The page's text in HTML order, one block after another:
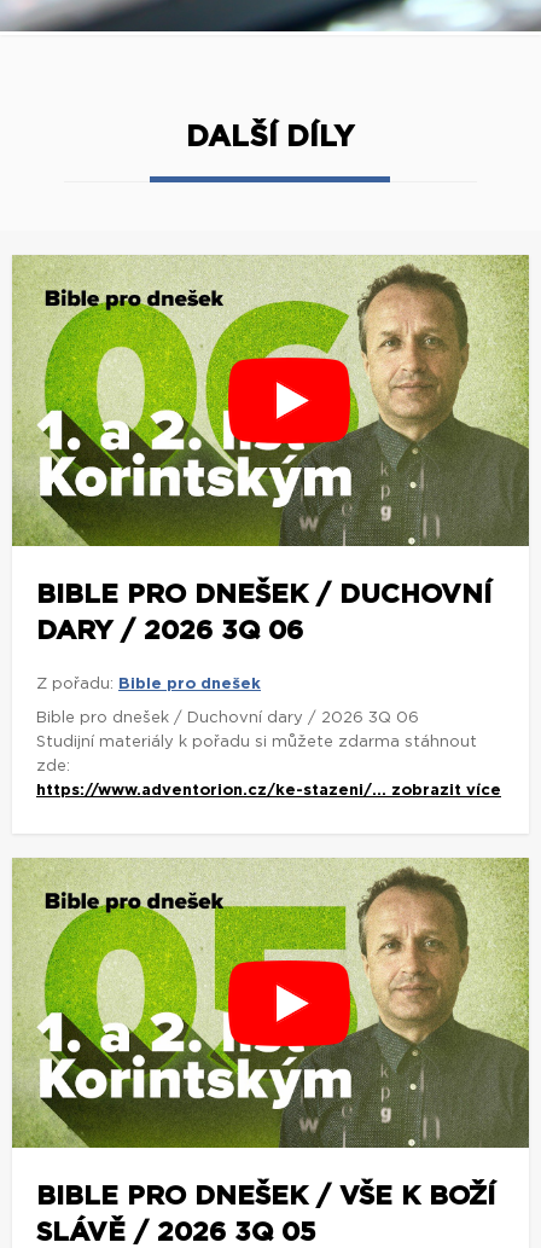
DALŠÍ DÍLY
BIBLE PRO DNEŠEK / DUCHOVNÍ
DARY / 2026 3Q 06
Z pořadu: Bible pro dnešek
Bible pro dnešek / Duchovní dary / 2026 3Q 06
Studijní materiály k pořadu si můžete zdarma stáhnout
zde:
https://www.adventorion.cz/ke-stazeni/... zobrazit více
BIBLE PRO DNEŠEK / VŠE K BOŽÍ
SLÁVĚ / 2026 3Q 05